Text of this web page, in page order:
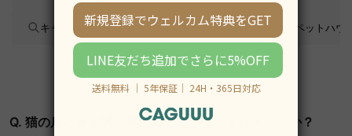
キャットタワー 木製 キャットハウス ペットハウ
よくあるご質問（Q&A）
Q. 猫の爪とぎを選ぶ際に重要なポイントは何ですか？